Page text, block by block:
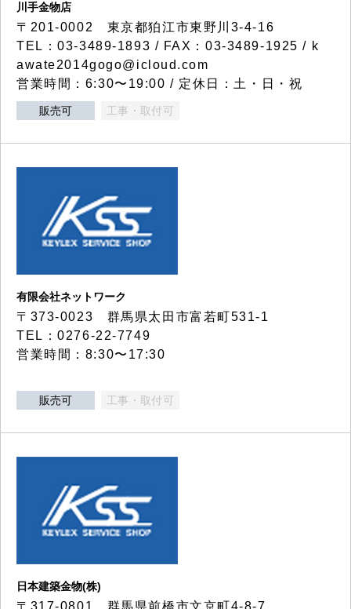
川手金物店
〒201-0002 東京都狛江市東野川3-4-16
TEL：03-3489-1893 / FAX：03-3489-1925 / k
awate2014gogo@icloud.com
営業時間：6:30〜19:00 / 定休日：土・日・祝
販売可 工事・取付可
有限会社ネットワーク
〒373-0023 群馬県太田市富若町531-1
TEL：0276-22-7749
営業時間：8:30〜17:30
販売可 工事・取付可
日本建築金物(株)
〒317‐0801 群馬県前橋市文京町4-8-7